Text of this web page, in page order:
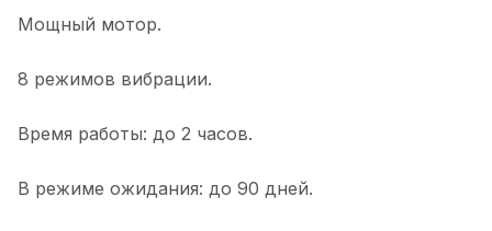
Мощный мотор.
8 режимов вибрации.
Время работы: до 2 часов.
В режиме ожидания: до 90 дней.